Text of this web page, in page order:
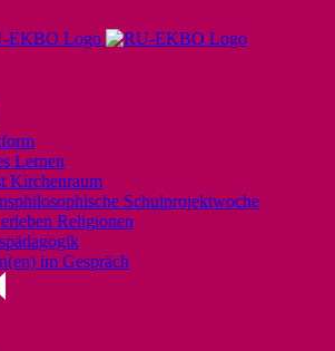
Lernen
Kirchenraum
Schulprojektwoche
Religionen
im Gespräch